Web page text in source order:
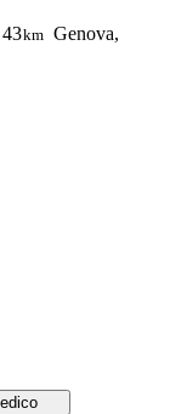
43km Genova,